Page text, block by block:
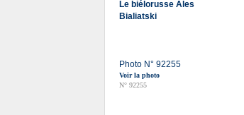
Le biélorusse Ales
Bialiatski
Photo N° 92255
Voir la photo
N° 92255